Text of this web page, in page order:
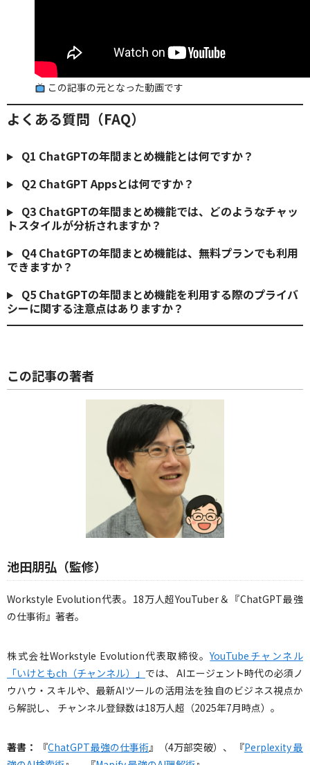
この記事の元となった動画です
よくある質問（FAQ）
Q1 ChatGPTの年間まとめ機能とは何ですか？
Q2 ChatGPT Appsとは何ですか？
Q3 ChatGPTの年間まとめ機能では、どのようなチャッ
トスタイルが分析されますか？
Q4 ChatGPTの年間まとめ機能は、無料プランでも利用
できますか？
Q5 ChatGPTの年間まとめ機能を利用する際のプライバ
シーに関する注意点はありますか？
この記事の著者
池田朋弘（監修）
Workstyle Evolution代表。18万人超YouTuber＆『ChatGPT最強
の仕事術』著者。
株式会社Workstyle Evolution代表取締役。YouTubeチャンネル
「いけともch（チャンネル）」 では、 AIエージェント時代の必須ノ
ウハウ・スキルや、最新AIツールの活用法を独自のビジネス視点か
ら解説し、 チャンネル登録数は18万人超（2025年7月時点）。
著書： 『ChatGPT最強の仕事術』（4万部突破）、 『Perplexity 最